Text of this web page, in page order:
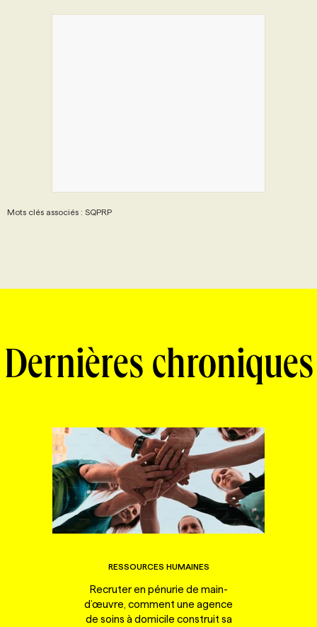
Mots clés associés : SQPRP
Dernières chroniques
RESSOURCES HUMAINES
Recruter en pénurie de main-
d’œuvre, comment une agence
de soins à domicile construit sa